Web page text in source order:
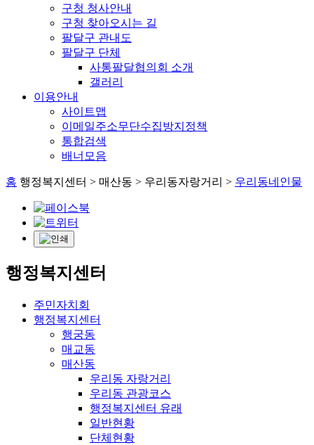
구청 청사안내
구청 찾아오시는 길
팔달구 관내도
팔달구 단체
사통팔달협의회 소개
갤러리
이용안내
사이트맵
이메일주소무단수집방지정책
통합검색
배너모음
홈 행정복지센터 > 매산동 > 우리동자랑거리 > 우리동네인물
행정복지센터
주민자치회
행정복지센터
행궁동
매교동
매산동
우리동 자랑거리
우리동 관광코스
행정복지센터 유래
일반현황
단체현황